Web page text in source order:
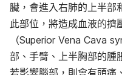
臟，會進入右肺的上半部
此部位，將造成血液的擠
（Superior Vena Cava
部、手臂、上半胸部的腫
若影響腦部，則會有頭痛